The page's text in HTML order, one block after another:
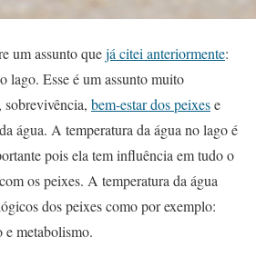
um assunto quejá citei anteriormente:
lago. Esse é um assunto muito
sobrevivência, bem-estar dos peixese
água. A temperatura da água no lago é
pois ela tem influência em tudo o
os peixes. A temperatura da água
dos peixes como por exemplo:
e metabolismo.